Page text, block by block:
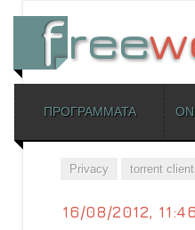
Skip to content
ΠΡΟΓΡΑΜΜΑΤΑ
Privacy torrent
16/08/2012,